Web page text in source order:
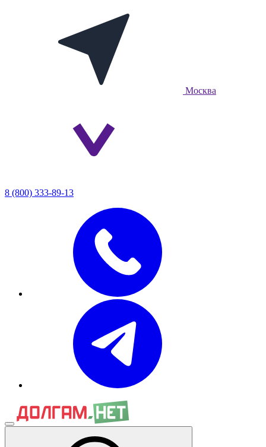
Москва
8 (800) 333-89-13